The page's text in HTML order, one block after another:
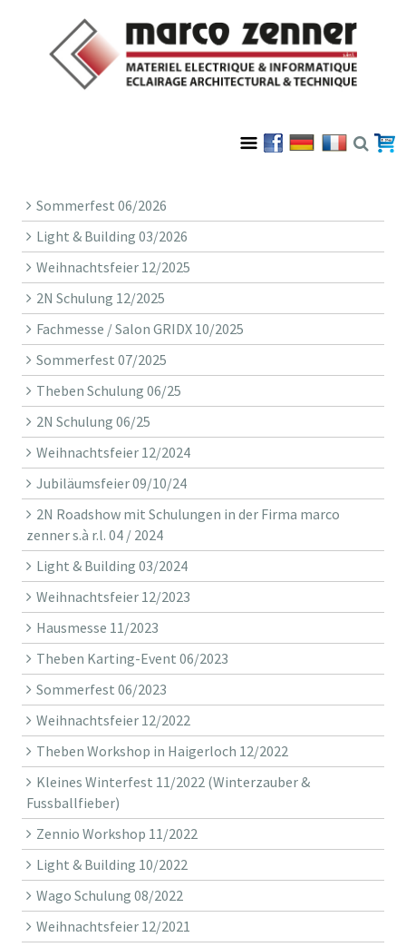
Sommerfest 06/2026
Light & Building 03/2026
Weihnachtsfeier 12/2025
2N Schulung 12/2025
Fachmesse / Salon GRIDX 10/2025
Sommerfest 07/2025
Theben Schulung 06/25
2N Schulung 06/25
Weihnachtsfeier 12/2024
Jubiläumsfeier 09/10/24
2N Roadshow mit Schulungen in der Firma marco
zenner s.à r.l. 04 / 2024
Light & Building 03/2024
Weihnachtsfeier 12/2023
Hausmesse 11/2023
Theben Karting-Event 06/2023
Sommerfest 06/2023
Weihnachtsfeier 12/2022
Theben Workshop in Haigerloch 12/2022
Kleines Winterfest 11/2022 (Winterzauber &
Fussballfieber)
Zennio Workshop 11/2022
Light & Building 10/2022
Wago Schulung 08/2022
Weihnachtsfeier 12/2021